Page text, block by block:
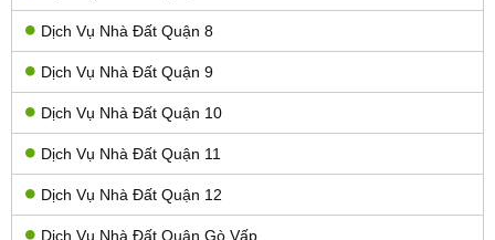
Dịch Vụ Nhà Đất Quận 8
Dịch Vụ Nhà Đất Quận 9
Dịch Vụ Nhà Đất Quận 10
Dịch Vụ Nhà Đất Quận 11
Dịch Vụ Nhà Đất Quận 12
Dịch Vụ Nhà Đất Quận Gò Vấp